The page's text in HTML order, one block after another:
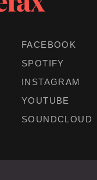
FACEBOOK
SPOTIFY
INSTAGRAM
YOUTUBE
SOUNDCLOUD